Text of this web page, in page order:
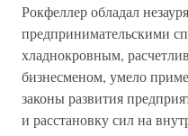
Рокфеллер обладал
предпринимательскими
хладнокровным,
бизнесменом, умело
законы развития
и расстановку сил на